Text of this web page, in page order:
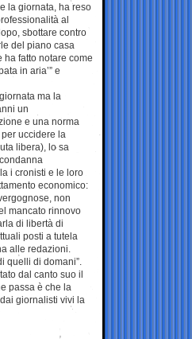
la giornata, ha reso
al
sbottare contro
del piano casa
ha fatto notare come
in aria’” e
ma la
un
e una norma
uccidere la
libera), lo sa
i cronisti e le loro
economico:
non
mancato rinnovo
di libertà di
posti a tutela
alle redazioni.
quelli di domani”.
dal canto suo il
passa è che la
giornalisti vivi la